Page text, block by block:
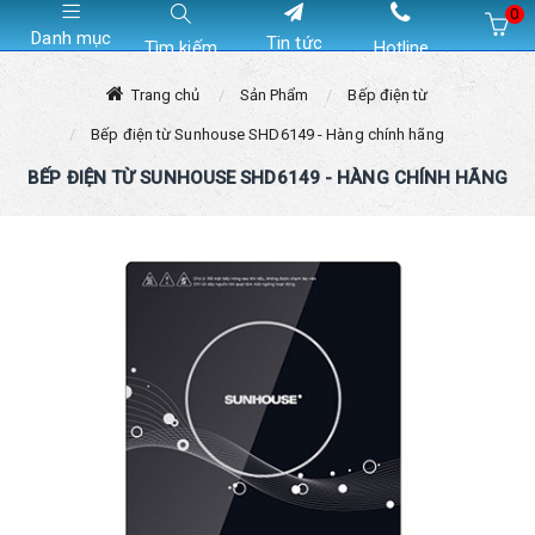
Danh mục Tìm kiếm Tin tức Hotline
0
Trang chủ Sản Phẩm Bếp điện từ
Bếp điện từ Sunhouse SHD6149 - Hàng chính hãng
BẾP ĐIỆN TỪ SUNHOUSE SHD6149 - HÀNG CHÍNH HÃNG